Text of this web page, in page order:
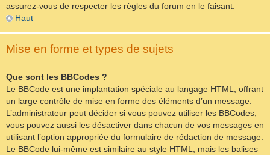
assurez-vous de respecter les règles du forum en le faisant.
Haut
Mise en forme et types de sujets
Que sont les BBCodes ?
Le BBCode est une implantation spéciale au langage HTML, offrant
un large contrôle de mise en forme des éléments d’un message.
L’administrateur peut décider si vous pouvez utiliser les BBCodes,
vous pouvez aussi les désactiver dans chacun de vos messages en
utilisant l’option appropriée du formulaire de rédaction de message.
Le BBCode lui-même est similaire au style HTML, mais les balises